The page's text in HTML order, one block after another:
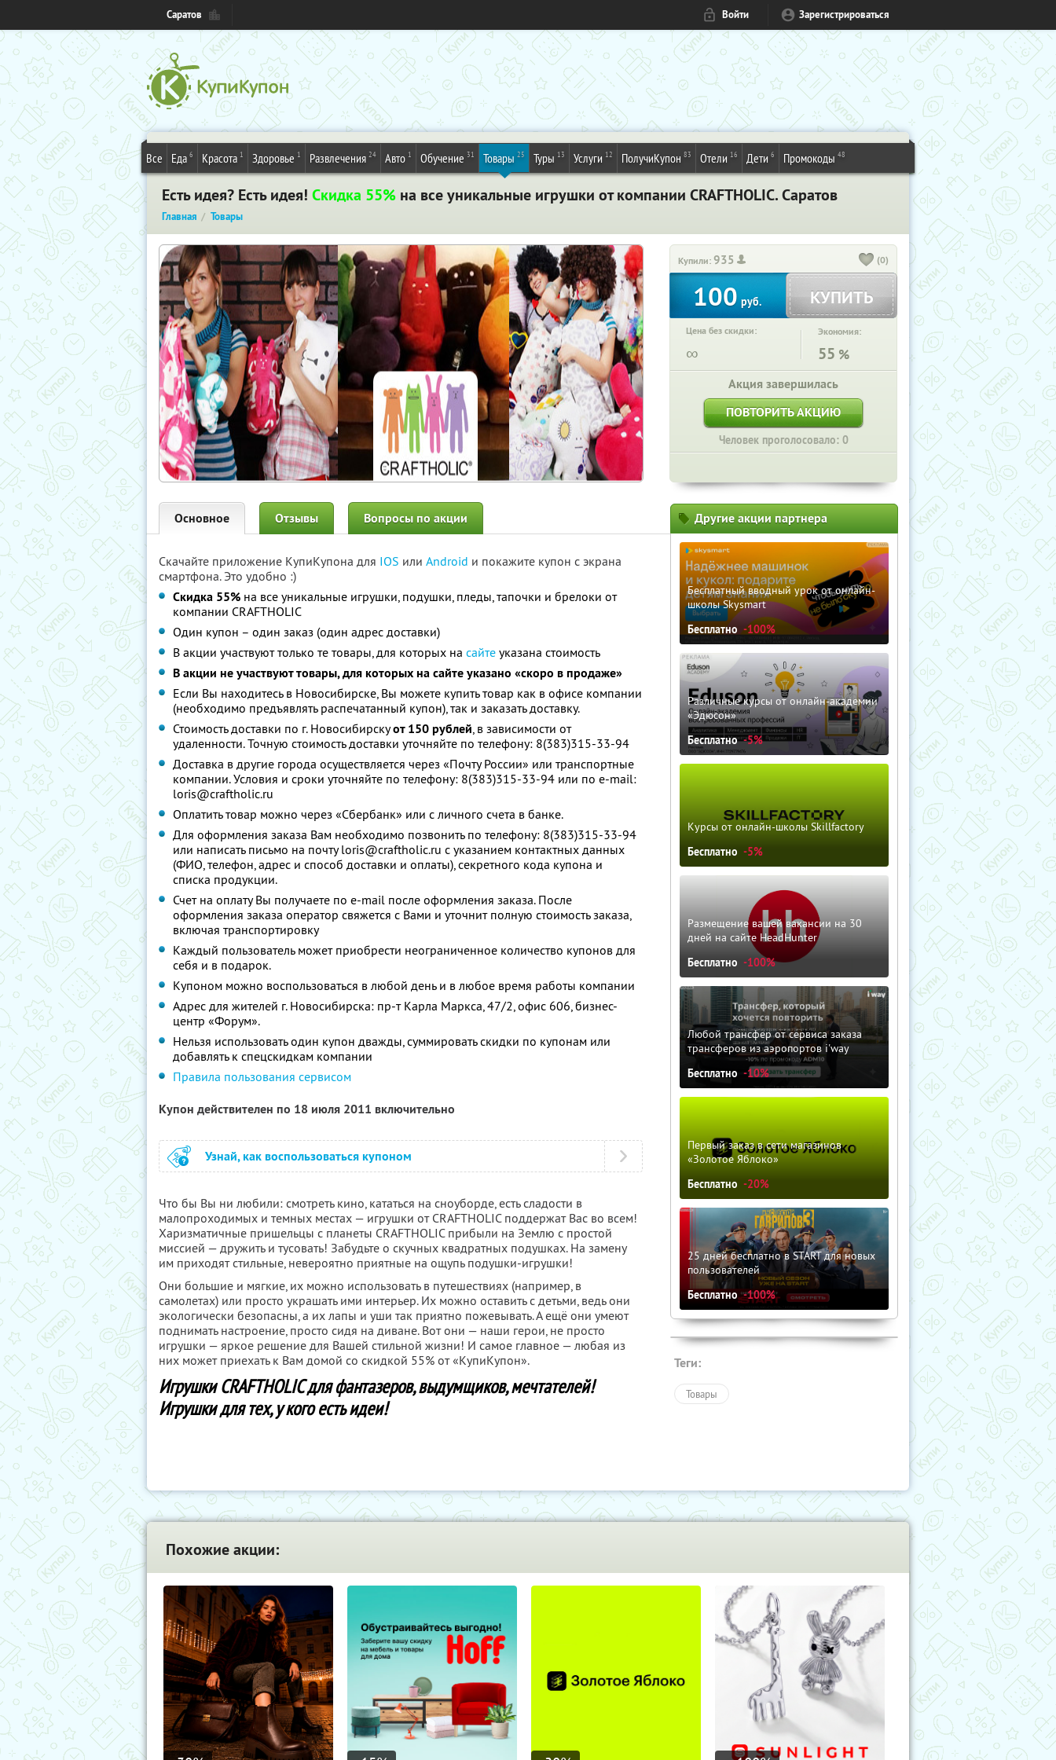
Саратов Войти Зарегистрироваться
Все Еда 6 Красота 1 Здоровье 1 Развлечения 24 Авто 1 Обучение 31 Товары 25 Туры 13 Услуги 12 ПолучиКупон 83 Отели 16 Дети 6 Промокоды 48
Есть идея? Есть идея! Скидка 55% на все уникальные игрушки от компании CRAFTHOLIC. Саратов
Главная Товары
Купили:935 (0)
100 руб. КУПИТЬ
Цена без скидки:
∞
Экономия:
55 %
Акция завершилась
ПОВТОРИТЬ АКЦИЮ
Человек проголосовало: 0
Основное Отзывы Вопросы по акции
Скачайте приложение КупиКупона для IOS или Android и покажите купон с экрана
смартфона. Это удобно :)
Скидка 55% на все уникальные игрушки, подушки, пледы, тапочки и брелоки от
компании CRAFTHOLIC
Один купон – один заказ (один адрес доставки)
В акции участвуют только те товары, для которых на сайте указана стоимость
В акции не участвуют товары, для которых на сайте указано «скоро в продаже»
Если Вы находитесь в Новосибирске, Вы можете купить товар как в офисе компании
(необходимо предъявлять распечатанный купон), так и заказать доставку.
Стоимость доставки по г. Новосибирскуот 150 рублей, в зависимости от
удаленности. Точную стоимость доставки уточняйте по телефону: 8(383)315-33-94
Доставка в другие города осуществляется через «Почту России» или транспортные
компании. Условия и сроки уточняйте по телефону: 8(383)315-33-94 или по e-mail:
loris@craftholic.ru
Оплатить товар можно через «Сбербанк» или с личного счета в банке.
Для оформления заказа Вам необходимо позвонить по телефону: 8(383)315-33-94
или написать письмо на почту loris@craftholic.ru с указанием контактных данных
(ФИО, телефон, адрес и способ доставки и оплаты), секретного кода купона и
списка продукции.
Счет на оплату Вы получаете по e-mail после оформления заказа. После
оформления заказа оператор свяжется с Вами и уточнит полную стоимость заказа,
включая транспортировку
Каждый пользователь может приобрести неограниченное количество купонов для
себя и в подарок.
Купоном можно воспользоваться в любой день и в любое время работы компании
Адрес для жителей г. Новосибирска: пр-т Карла Маркса, 47/2, офис 606, бизнес-
центр «Форум».
Нельзя использовать один купон дважды, суммировать скидки по купонам или
добавлять к спецскидкам компании
Правила пользования сервисом
Купон действителен по 18 июля 2011 включительно
Узнай, как воспользоваться купоном
Что бы Вы ни любили: смотреть кино, кататься на сноуборде, есть сладости в
малопроходимых и темных местах — игрушки от CRAFTHOLIC поддержат Вас во всем!
Харизматичные пришельцы с планеты CRAFTHOLIC прибыли на Землю с простой
миссией — дружить и тусовать! Забудьте о скучных квадратных подушках. На замену
им приходят стильные, невероятно приятные на ощупь подушки-игрушки!
Они большие и мягкие, их можно использовать в путешествиях (например, в
самолетах) или просто украшать ими интерьер. Их можно оставить с детьми, ведь они
экологически безопасны, а их лапы и уши так приятно пожевывать. А ещё они умеют
поднимать настроение, просто сидя на диване. Вот они — наши герои, не просто
игрушки — яркое решение для Вашей стильной жизни! И самое главное — любая из
них может приехать к Вам домой со скидкой 55% от «КупиКупон».
Игрушки CRAFTHOLIC для фантазеров, выдумщиков, мечтателей!
Игрушки для тех, у кого есть идеи!
Другие акции партнера
Бесплатный вводный урок от онлайн-
школы Skysmart
Бесплатно -100%
Различные курсы от онлайн-академии
«Эдюсон»
Бесплатно -5%
Курсы от онлайн-школы Skillfactory
Бесплатно -5%
Размещение вашей вакансии на 30
дней на сайте HeadHunter
Бесплатно -100%
Любой трансфер от сервиса заказа
трансферов из аэропортов i'way
Бесплатно -10%
Первый заказ в сети магазинов
«Золотое Яблоко»
Бесплатно -20%
25 дней бесплатно в START для новых
пользователей
Бесплатно -100%
Теги:
Товары
Похожие акции: